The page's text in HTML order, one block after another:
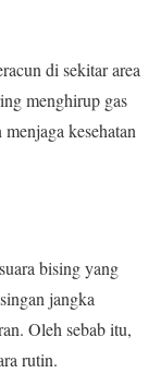
di sekitar area
menghirup gas
kesehatan
bising yang
jangka
Oleh sebab itu,
rutin.